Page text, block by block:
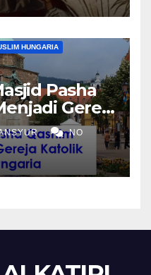
HUNGARIA
Pasha
Gereja
NO